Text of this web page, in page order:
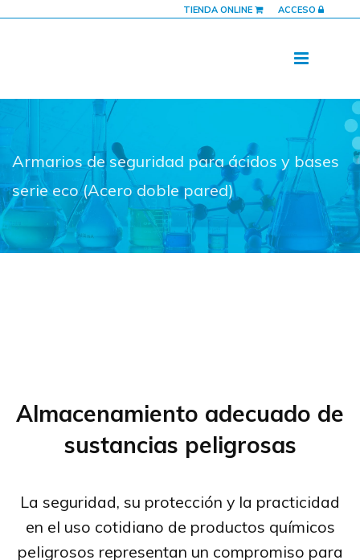
TIENDA ONLINE ACCESO
Armarios de seguridad para ácidos y bases
serie eco (Acero doble pared)
Almacenamiento adecuado de
sustancias peligrosas
La seguridad, su protección y la practicidad
en el uso cotidiano de productos químicos
peligrosos representan un compromiso para